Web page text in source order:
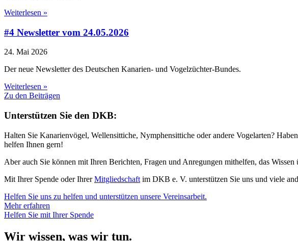
Weiterlesen »
#4 Newsletter vom 24.05.2026
24. Mai 2026
Der neue Newsletter des Deutschen Kanarien- und Vogelzüchter-Bundes.
Weiterlesen »
Zu den Beiträgen
Unterstützen Sie den DKB:
Halten Sie Kanarienvögel, Wellensittiche, Nymphensittiche oder andere Vogelarten?
helfen Ihnen gern!
Aber auch Sie können mit Ihren Berichten, Fragen und Anregungen mithelfen, das
Mit Ihrer Spende oder IhrerMitgliedschaft im DKB e. V. unterstützen Sie uns und viele
Helfen Sie uns zu helfen und unterstützen unsere Vereinsarbeit.
Mehr erfahren
Helfen Sie mit Ihrer Spende
Wir wissen, was wir tun.